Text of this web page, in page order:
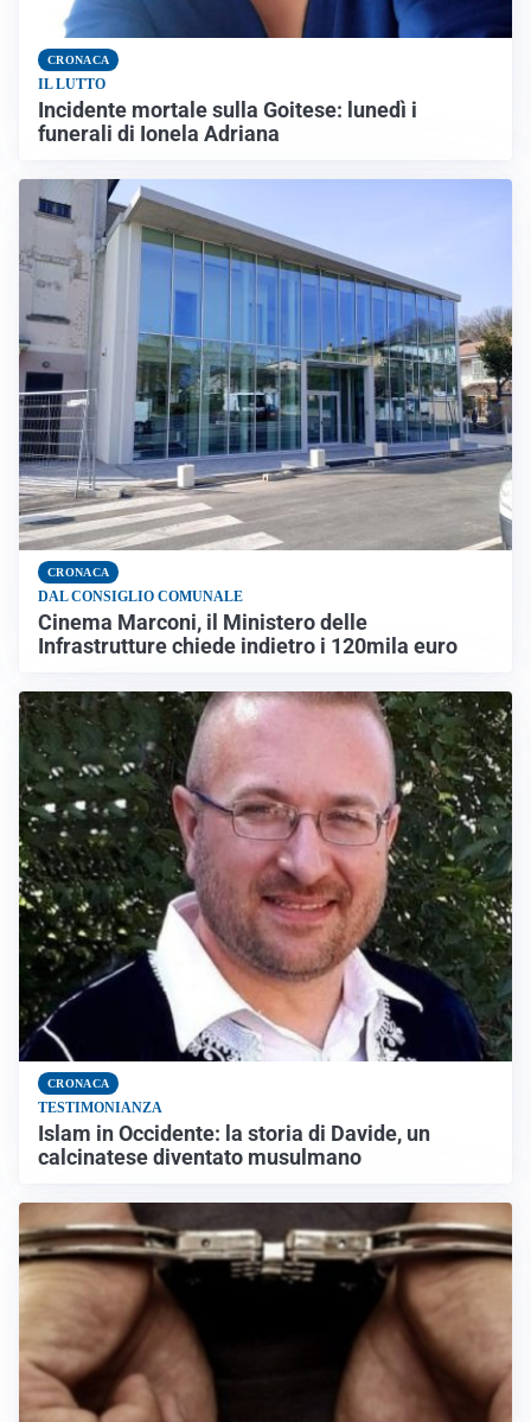
CRONACA
IL LUTTO
Incidente mortale sulla Goitese: lunedì i
funerali di Ionela Adriana
CRONACA
DAL CONSIGLIO COMUNALE
Cinema Marconi, il Ministero delle
Infrastrutture chiede indietro i 120mila euro
CRONACA
TESTIMONIANZA
Islam in Occidente: la storia di Davide, un
calcinatese diventato musulmano